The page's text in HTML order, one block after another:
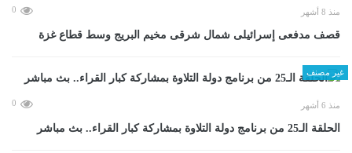
منذ 8 أشهر 0
قصف مدفعى إسرائيلى شمال شرقى مخيم البريج وسط قطاع غزة
غير مصنف
منذ 6 أشهر 0
الحلقة الـ25 من برنامج دولة التلاوة بمشاركة كبار القراء.. بث مباشر